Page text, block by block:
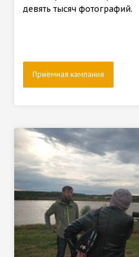
девять тысяч фотографий.
Приёмная кампания